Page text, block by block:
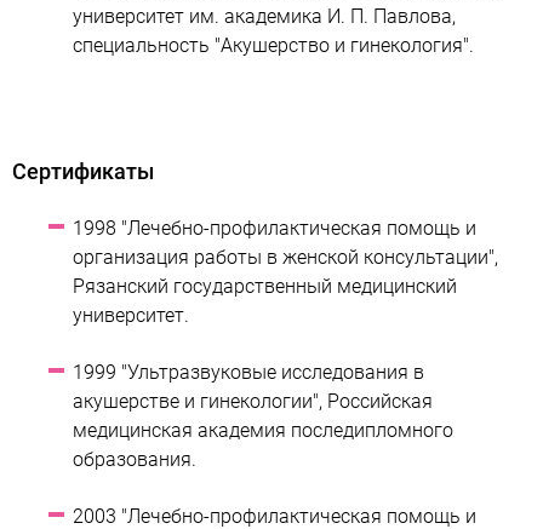
университет им. академика И. П. Павлова,
специальность "Акушерство и гинекология".
Сертификаты
1998 "Лечебно-профилактическая помощь и
организация работы в женской консультации",
Рязанский государственный медицинский
университет.
1999 "Ультразвуковые исследования в
акушерстве и гинекологии", Российская
медицинская академия последипломного
образования.
2003 "Лечебно-профилактическая помощь и